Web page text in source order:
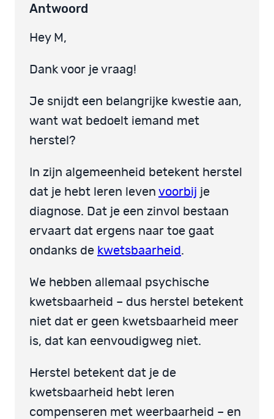
Antwoord
Hey M,
Dank voor je vraag!
Je snijdt een belangrijke kwestie aan,
want wat bedoelt iemand met
herstel?
In zijn algemeenheid betekent herstel
dat je hebt leren leven voorbij je
diagnose. Dat je een zinvol bestaan
ervaart dat ergens naar toe gaat
ondanks de kwetsbaarheid .
We hebben allemaal psychische
kwetsbaarheid – dus herstel betekent
niet dat er geen kwetsbaarheid meer
is, dat kan eenvoudigweg niet.
Herstel betekent dat je de
kwetsbaarheid hebt leren
compenseren met weerbaarheid – en